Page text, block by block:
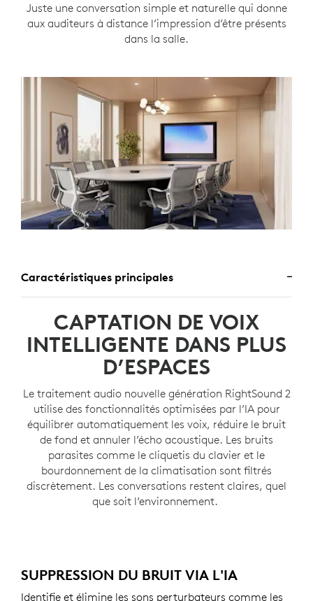
Juste une conversation simple et naturelle qui donne
aux auditeurs à distance l’impression d’être présents
dans la salle.
Caractéristiques principales
CAPTATION DE VOIX
INTELLIGENTE DANS PLUS
D’ESPACES
Le traitement audio nouvelle génération RightSound 2
utilise des fonctionnalités optimisées par l’IA pour
équilibrer automatiquement les voix, réduire le bruit
de fond et annuler l’écho acoustique. Les bruits
parasites comme le cliquetis du clavier et le
bourdonnement de la climatisation sont filtrés
discrètement. Les conversations restent claires, quel
que soit l’environnement.
SUPPRESSION DU BRUIT VIA L'IA
Identifie et élimine les sons perturbateurs comme les